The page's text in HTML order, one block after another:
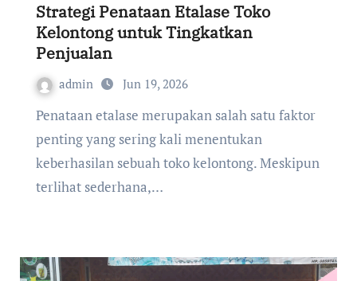
Strategi Penataan Etalase Toko
Kelontong untuk Tingkatkan
Penjualan
admin Jun 19, 2026
Penataan etalase merupakan salah satu faktor
penting yang sering kali menentukan
keberhasilan sebuah toko kelontong. Meskipun
terlihat sederhana,…